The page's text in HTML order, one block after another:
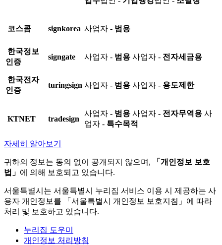
코스콤 signkorea 사업자 - 범용
한국정보
인증
signgate 사업자 - 범용 사업자 - 전자세금용
한국전자
인증
turingsign 사업자 - 범용 사업자 - 용도제한
KTNET tradesign
사업자 - 범용 사업자 - 전자무역용 사
업자 - 특수목적
자세히 알아보기
귀하의 정보는 동의 없이 공개되지 않으며,
「개인정보 보호
법」 에 의해 보호되고 있습니다.
서울특별시는 서울특별시 누리집 서비스 이용 시 제공하는 사
용자 개인정보를 「서울특별시 개인정보 보호지침」에 따라
처리 및 보호하고 있습니다.
누리집 도우미
개인정보 처리방침